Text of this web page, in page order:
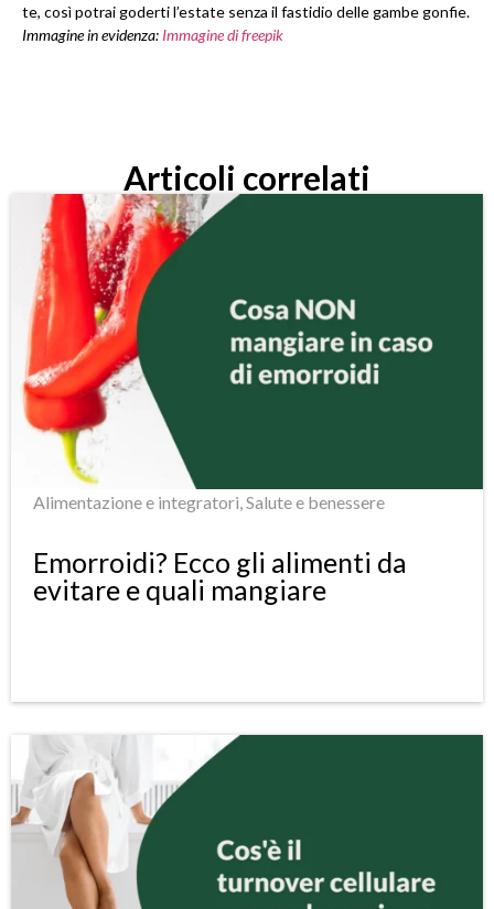
te, così potrai goderti l’estate senza il fastidio delle gambe gonfie.
Immagine in evidenza: Immagine di freepik
Articoli correlati
Alimentazione e integratori Salute e benessere
Emorroidi? Ecco gli alimenti da
evitare e quali mangiare